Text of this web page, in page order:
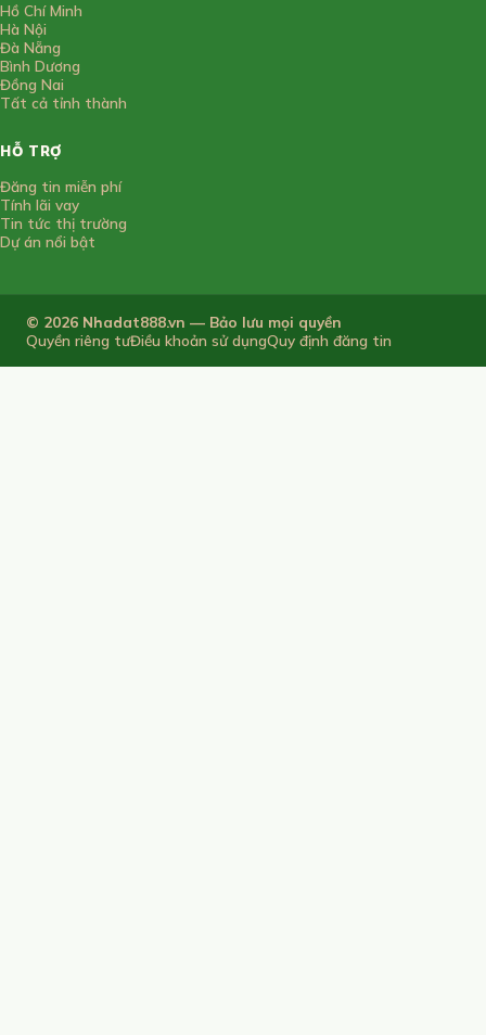
Hồ Chí Minh
Hà Nội
Đà Nẵng
Bình Dương
Đồng Nai
Tất cả tỉnh thành
HỖ TRỢ
Đăng tin miễn phí
Tính lãi vay
Tin tức thị trường
Dự án nổi bật
© 2026 Nhadat888.vn — Bảo lưu mọi quyền
Quyền riêng tưĐiều khoản sử dụngQuy định đăng tin